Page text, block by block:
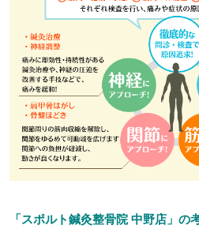
「スポルト鍼灸整骨院 中野店」の